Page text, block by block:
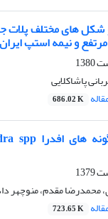
شکل های مختلف پلات
و نیمه استپ ایران
پاشاکلایی
686.02 K
محمدرضا مقدم، منوچهر
723.65 K